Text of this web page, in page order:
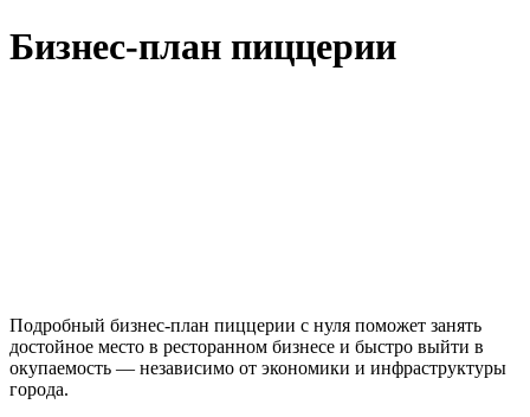
Бизнес-план пиццерии
Подробный бизнес-план пиццерии c нуля поможет занять
достойное место в ресторанном бизнесе и быстро выйти в
окупаемость — независимо от экономики и инфраструктуры
города.